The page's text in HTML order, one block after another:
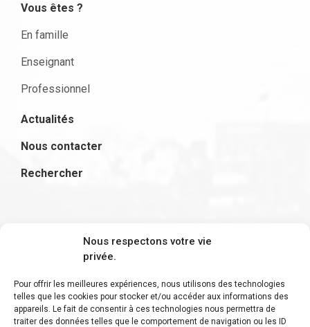
Nous respectons votre vie
privée.
Pour offrir les meilleures expériences, nous utilisons des technologies
telles que les cookies pour stocker et/ou accéder aux informations des
appareils. Le fait de consentir à ces technologies nous permettra de
traiter des données telles que le comportement de navigation ou les ID
Vous êtes ?
En famille
Enseignant
Professionnel
Actualités
Nous contacter
Rechercher
S'inscrire à la newsletter
Restez informé des derniers ajouts et des